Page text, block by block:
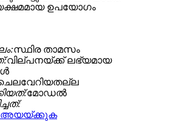
ഉപയോഗം
സ്ഥിര താമസം
വില്പനയ്ക്ക് ലഭ്യമായ
മോഡൽ
അയയ്ക്കുക